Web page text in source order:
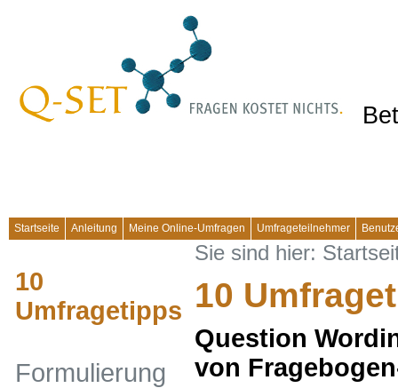
Startseite Anleitung Meine Online-Umfragen Umfrageteilnehmer
Sie sind hier:
10
Question
von
10
Umfragetipps
Formulierung